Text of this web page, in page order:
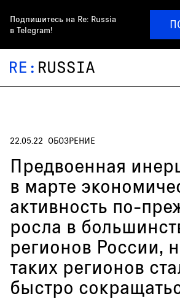
Подпишитесь на Re: Russia
в Telegram!
22.05.22 ОБОЗРЕНИЕ
Предвоенная
в марте
активность по-
росла в
регионов России,
таких регионов
быстро